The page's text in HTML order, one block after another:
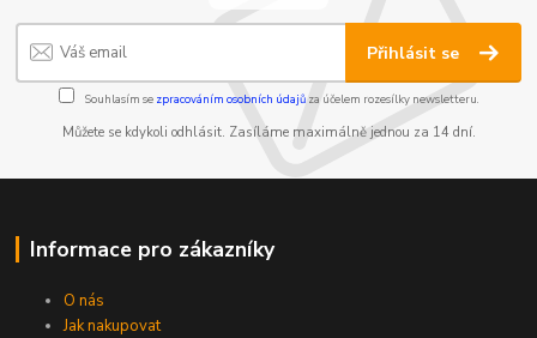
Přihlásit se
Souhlasím se zpracováním osobních údajůza účelem rozesílky newsletteru.
Můžete se kdykoli odhlásit. Zasíláme maximálně jednou za 14 dní.
Informace pro zákazníky
O nás
Jak nakupovat